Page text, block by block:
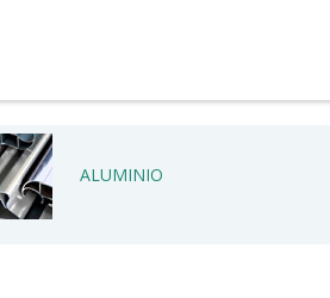
ALUMINIO